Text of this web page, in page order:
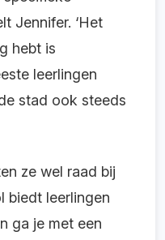
Jennifer. ‘Het
hebt is
leerlingen
stad ook steeds
ze wel raad bij
biedt leerlingen
ga je met een